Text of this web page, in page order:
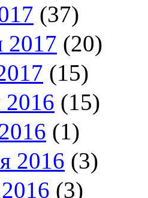
(37)
2017 (20)
(15)
2016 (15)
(1)
2016 (3)
(3)